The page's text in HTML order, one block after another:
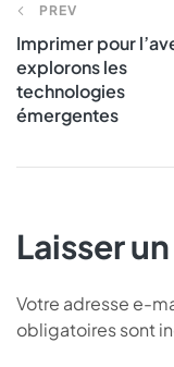
PREV
Imprimer pour
explorons les
technologies
émergentes
Laisser
Votre adresse e-
obligatoires sont